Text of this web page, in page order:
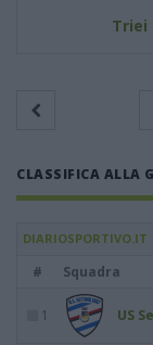
Triei
CLASSIFICA ALLA
DIARIOSPORTIVO.IT
#
Squadra
1 US